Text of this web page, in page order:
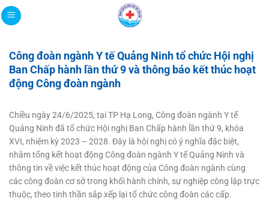
Bỏ
qua
dung
Công đoàn ngành Y tế Quảng Ninh tổ chức Hội nghị
Ban Chấp hành lần thứ 9 và thông báo kết thúc hoạt
động Công đoàn ngành
Chiều ngày 24/6/2025, tại TP Hạ Long, Công đoàn ngành Y tế
Quảng Ninh đã tổ chức Hội nghị Ban Chấp hành lần thứ 9, khóa
XVI, nhiệm kỳ 2023 – 2028. Đây là hội nghị có ý nghĩa đặc biệt,
nhằm tổng kết hoạt động Công đoàn ngành Y tế Quảng Ninh và
thông tin về việc kết thúc hoạt động của Công đoàn ngành cùng
các công đoàn cơ sở trong khối hành chính, sự nghiệp công lập trực
thuộc, theo tinh thần sắp xếp lại tổ chức công đoàn các cấp.